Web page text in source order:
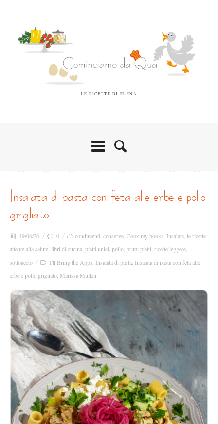
LE RICETTE DI ELENA
insalata di pasta con feta alle erbe e pollo
grigliato
19/06/26 0 condimenti conserve Cook my books Insalate le ricette
attente alla salute libri di cucina piatti unici pollo primi piatti ricette leggere
sottoaceto
I'll Bring the Apps Insalata di pasta Insalata di pasta con feta alle
erbe e pollo grigliato Marissa Mullen